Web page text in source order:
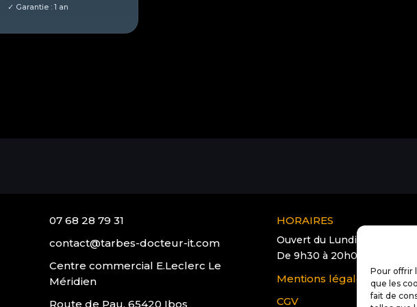
Pour offrir
que les
fait de
07 68 28 79 31
contact@tarbes-docteur-it.com
Centre commercial E.Leclerc Le
Méridien
Route de Pau, 65420 Ibos
HORAIRES
Ouvert du Lundi au Samedi
De 9h30 à 20h00
Mentions légales
CGV